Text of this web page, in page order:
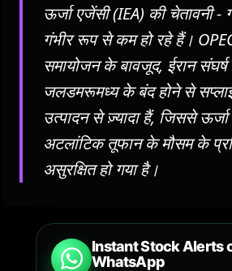
ऊर्जा एजेंसी (IEA) की चेतावनी
गंभीर रूप से कम हो रहे हैं।
समायोजन के बावजूद, ईरान संघर्ष
जलडमरूमध्य के बंद होने से
उत्पादन से ज़्यादा हैं, जिससे
अटलांटिक तूफान के मौसम के
असुरक्षित हो गया है।
Instant Stock Alerts
WhatsApp